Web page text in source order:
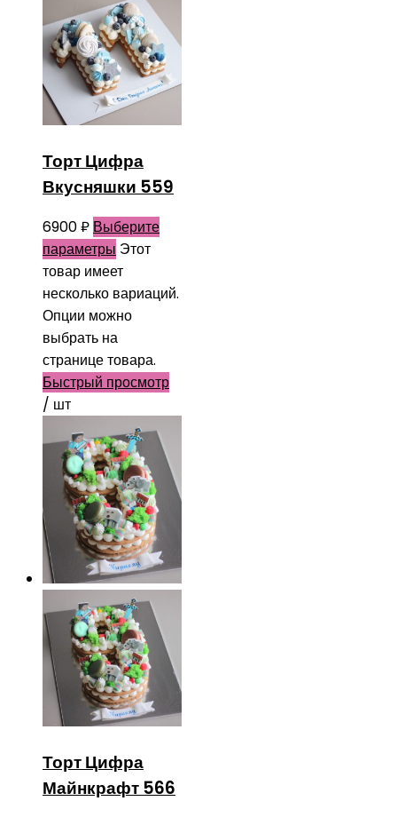
Торт Цифра
Вкусняшки 559
6900₽ Выберите
параметры Этот
товар имеет
несколько вариаций.
Опции можно
выбрать на
странице товара.
Быстрый просмотр
/ шт
Торт Цифра
Майнкрафт 566